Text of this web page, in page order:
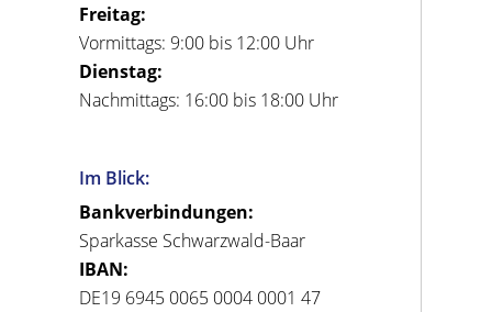
Freitag:
Vormittags: 9:00 bis 12:00 Uhr
Dienstag:
Nachmittags: 16:00 bis 18:00 Uhr
Im Blick:
Bankverbindungen:
Sparkasse Schwarzwald-Baar
IBAN:
DE19 6945 0065 0004 0001 47